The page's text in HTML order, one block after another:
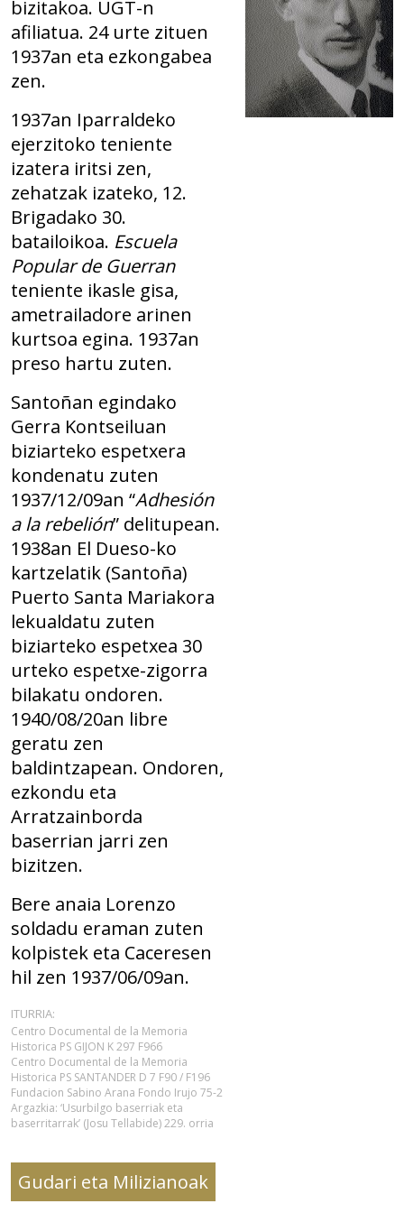
bizitakoa. UGT-n
afiliatua. 24 urte zituen
1937an eta ezkongabea
zen.
1937an Iparraldeko
ejerzitoko teniente
izatera iritsi zen,
zehatzak izateko, 12.
Brigadako 30.
batailoikoa. Escuela
Popular de Guerran
teniente ikasle gisa,
ametrailadore arinen
kurtsoa egina. 1937an
preso hartu zuten.
Santoñan egindako
Gerra Kontseiluan
biziarteko espetxera
kondenatu zuten
1937/12/09an “Adhesión
a la rebelión” delitupean.
1938an El Dueso-ko
kartzelatik (Santoña)
Puerto Santa Mariakora
lekualdatu zuten
biziarteko espetxea 30
urteko espetxe-zigorra
bilakatu ondoren.
1940/08/20an libre
geratu zen
baldintzapean. Ondoren,
ezkondu eta
Arratzainborda
baserrian jarri zen
bizitzen.
Bere anaia Lorenzo
soldadu eraman zuten
kolpistek eta Caceresen
hil zen 1937/06/09an.
ITURRIA:
Centro Documental de la Memoria
Historica PS GIJON K 297 F966
Centro Documental de la Memoria
Historica PS SANTANDER D 7 F90 / F196
Fundacion Sabino Arana Fondo Irujo 75-2
Argazkia: ‘Usurbilgo baserriak eta
baserritarrak’ (Josu Tellabide) 229. orria
Gudari eta Milizianoak